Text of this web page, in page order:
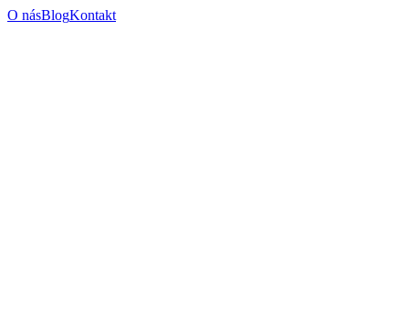
O násBlogKontakt